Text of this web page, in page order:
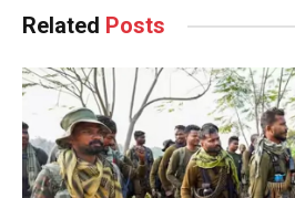
Related Posts